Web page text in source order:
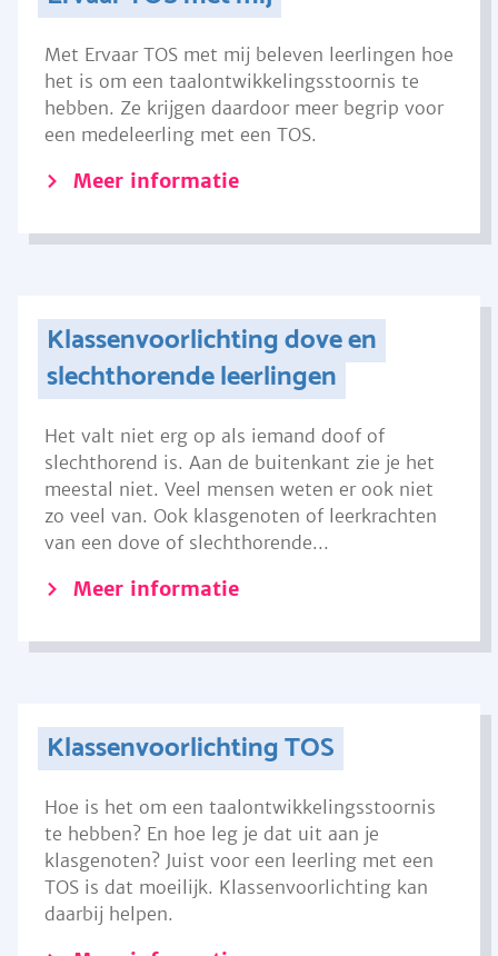
Met Ervaar TOS met mij beleven leerlingen hoe
het is om een taalontwikkelingsstoornis te
hebben. Ze krijgen daardoor meer begrip voor
een medeleerling met een TOS.
Meer informatie
Klassenvoorlichting dove en
slechthorende leerlingen
Het valt niet erg op als iemand doof of
slechthorend is. Aan de buitenkant zie je het
meestal niet. Veel mensen weten er ook niet
zo veel van. Ook klasgenoten of leerkrachten
van een dove of slechthorende...
Meer informatie
Klassenvoorlichting TOS
Hoe is het om een taalontwikkelingsstoornis
te hebben? En hoe leg je dat uit aan je
klasgenoten? Juist voor een leerling met een
TOS is dat moeilijk. Klassenvoorlichting kan
daarbij helpen.